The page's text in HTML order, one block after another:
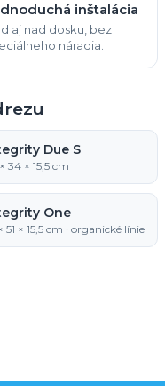
inštalácia
aj nad dosku, bez
náradia.
Due S
34 × 15,5 cm
One
51 × 15,5 cm · organické línie